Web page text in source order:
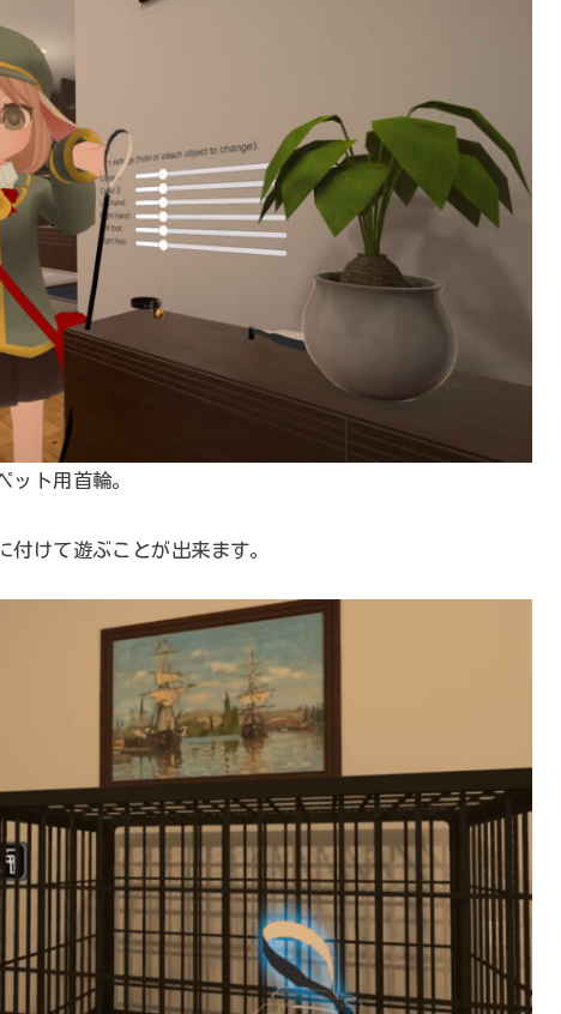
ット用首輪。
けて遊ぶことが出来ます。